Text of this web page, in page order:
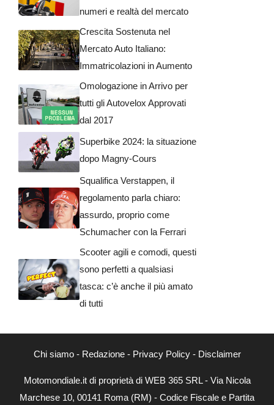
numeri e realtà del mercato
Crescita Sostenuta nel
Mercato Auto Italiano:
Immatricolazioni in Aumento
Omologazione in Arrivo per
tutti gli Autovelox Approvati
dal 2017
Superbike 2024: la situazione
dopo Magny-Cours
Squalifica Verstappen, il
regolamento parla chiaro:
assurdo, proprio come
Schumacher con la Ferrari
Scooter agili e comodi, questi
sono perfetti a qualsiasi
tasca: c’è anche il più amato
di tutti
Chi siamo- Redazione- Privacy Policy- Disclaimer
Motomondiale.it di proprietà di WEB 365 SRL - Via Nicola
Marchese 10, 00141 Roma (RM) - Codice Fiscale e Partita